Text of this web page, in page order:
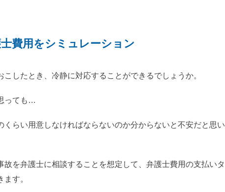
費用をシミュレーション
こしたとき、冷静に対応することができるでしょうか。
っても…
くらい用意しなければならないのか分からないと不安だと思い
故を弁護士に相談することを想定して、弁護士費用の支払いタ
す。